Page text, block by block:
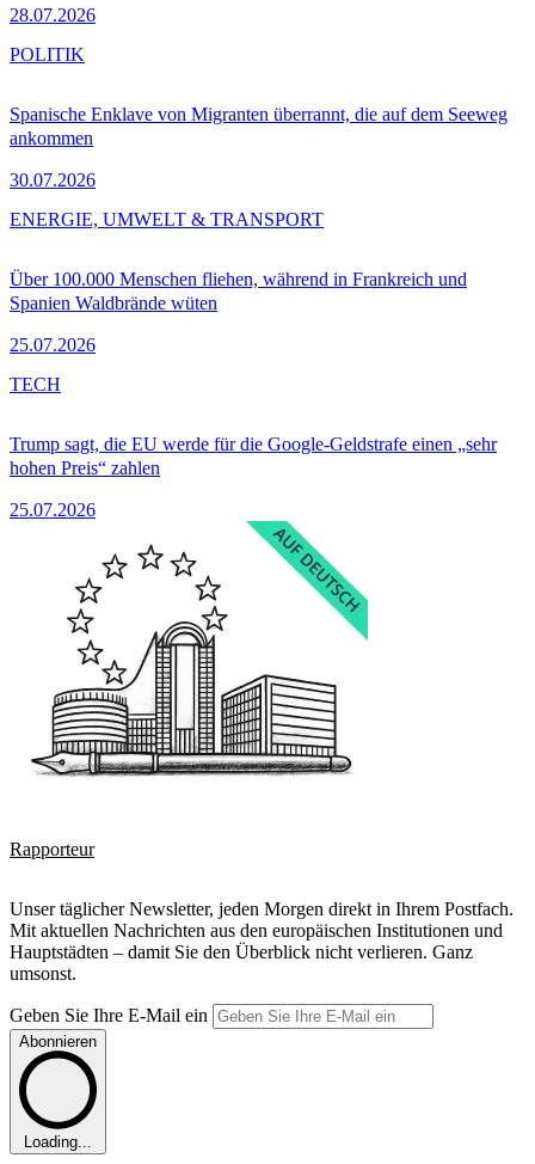
28.07.2026
Spanische Enklave von Migranten überrannt, die auf dem Seeweg
ankommen
30.07.2026
POLITIK
Über 100.000 Menschen fliehen, während in Frankreich und
Spanien Waldbrände wüten
25.07.2026
ENERGIE, UMWELT & TRANSPORT
Trump sagt, die EU werde für die Google-Geldstrafe einen „sehr
hohen Preis“ zahlen
25.07.2026
TECH
Rapporteur
Unser täglicher Newsletter, jeden Morgen direkt in Ihrem Postfach.
Mit aktuellen Nachrichten aus den europäischen Institutionen und
Hauptstädten – damit Sie den Überblick nicht verlieren. Ganz
umsonst.
Geben Sie Ihre E-Mail ein
Abonnieren
Loading...